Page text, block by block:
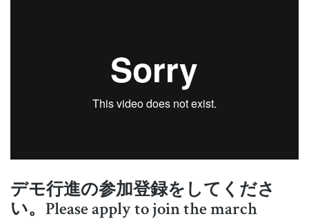
デモ行進の参加登録をしてくださ
い。Please apply to join the march